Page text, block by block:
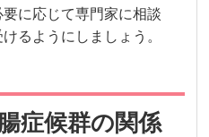
要に応じて専門家に相談
るようにしましょう。
症候群の関係